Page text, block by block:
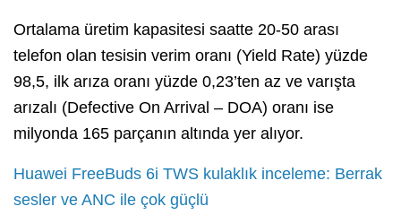
Ortalama üretim kapasitesi saatte 20-50 arası
telefon olan tesisin verim oranı (Yield Rate) yüzde
98,5, ilk arıza oranı yüzde 0,23’ten az ve varışta
arızalı (Defective On Arrival – DOA) oranı ise
milyonda 165 parçanın altında yer alıyor.
Huawei FreeBuds 6i TWS kulaklık inceleme: Berrak
sesler ve ANC ile çok güçlü